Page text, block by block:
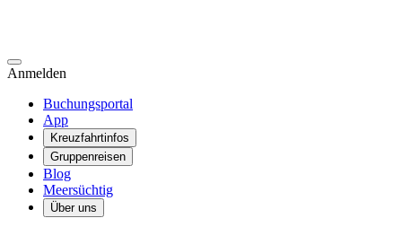
Anmelden
Buchungsportal
App
Kreuzfahrtinfos
Gruppenreisen
Blog
Meersüchtig
Über uns